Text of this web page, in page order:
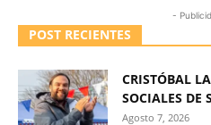
-
POST RECIENTES
CRISTÓBAL
SOCIALES DE
Agosto 7, 2026